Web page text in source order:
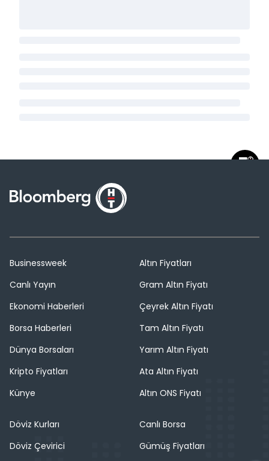
Businessweek
Canlı Yayın
Ekonomi Haberleri
Borsa Haberleri
Dünya Borsaları
Kripto Fiyatları
Künye
Altın Fiyatları
Gram Altın Fiyatı
Çeyrek Altın Fiyatı
Tam Altın Fiyatı
Yarım Altın Fiyatı
Ata Altın Fiyatı
Altın ONS Fiyatı
Döviz Kurları
Döviz Çevirici
Canlı Borsa
Gümüş Fiyatları